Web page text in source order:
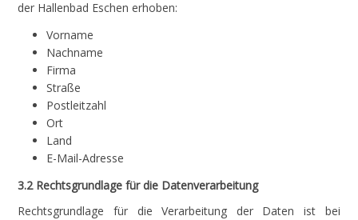
der Hallenbad Eschen erhoben:
Vorname
Nachname
Firma
Straße
Postleitzahl
Ort
Land
E-Mail-Adresse
3.2 Rechtsgrundlage für die Datenverarbeitung
Rechtsgrundlage für die Verarbeitung der Daten ist bei